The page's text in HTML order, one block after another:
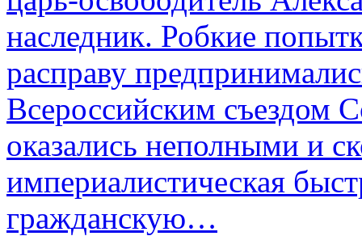
наследник. Робкие
расправу
Всероссийским съездом
оказались неполными и
империалистическая
гражданскую…